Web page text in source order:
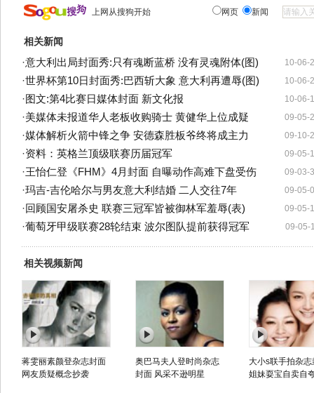
上网从搜狗开始 网页 新闻
相关新闻
10-06-
·意大利出局封面秀:只有魂断蓝桥 没有灵魂附体(图)
10-06-
·世界杯第10日封面秀:巴西斩大象 意大利再遭辱(图)
10-06-
· 图文:第4比赛日媒体封面 新文化报
09-05-
·美媒体未报道华人老板收购骑士 黄健华上位成疑
09-10-
·媒体解析火箭中锋之争 安德森胜板爷终将成主力
09-05-
·资料：英格兰顶级联赛历届冠军
09-03-
·王怡仁登《FHM》4月封面 自曝动作高难下盘受伤
09-05-
·玛吉-吉伦哈尔与男友意大利结婚 二人交往7年
09-05-
·回顾国安屠杀史 联赛三冠军皆被御林军羞辱(表)
09-05-
·葡萄牙甲级联赛28轮结束 波尔图队提前获得冠军
相关视频新闻
蒋雯丽素颜登杂志封面
网友质疑概念抄袭
奥巴马夫人登时尚杂志
封面 风采不逊明星
大小s联手拍杂志
姐妹耍宝自卖自